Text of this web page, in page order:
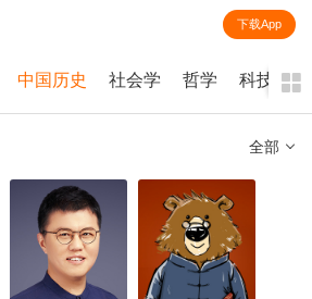
下载App
中国历史 社会学 哲学 科技
全部
全部
课程
每天听本书